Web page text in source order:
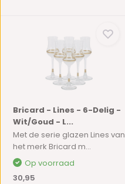
Bricard - Lines - 6-Delig -
Wit/Goud - L...
Met de serie glazen Lines van
het merk Bricard m...
Op voorraad
30,95